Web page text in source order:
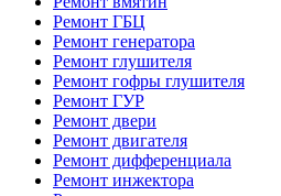
Ремонт ГБЦ
Ремонт генератора
Ремонт глушителя
Ремонт гофры глушителя
Ремонт ГУР
Ремонт двери
Ремонт двигателя
Ремонт дифференциала
Ремонт инжектора